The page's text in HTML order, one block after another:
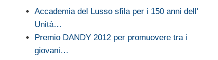
Accademia del Lusso sfila per i 150 anni dell'
Unità…
Premio DANDY 2012 per promuovere tra i
giovani…